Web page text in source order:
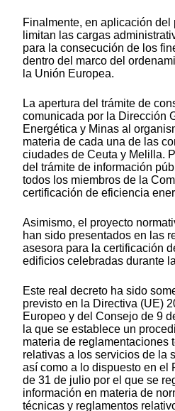
Finalmente, en aplicación
limitan las cargas
para la consecución de los
dentro del marco del
la Unión Europea.
La apertura del trámite de
comunicada por la Dirección
Energética y Minas al
materia de cada una de las
ciudades de Ceuta y Melilla.
del trámite de información
todos los miembros de la
certificación de eficiencia
Asimismo, el proyecto
han sido presentados en las
asesora para la certificación
edificios celebradas durante
Este real decreto ha sido
previsto en la Directiva (UE)
Europeo y del Consejo de 9
la que se establece un
materia de reglamentaciones
relativas a los servicios de la
así como a lo dispuesto en el
de 31 de julio por el que se
información en materia de
técnicas y reglamentos